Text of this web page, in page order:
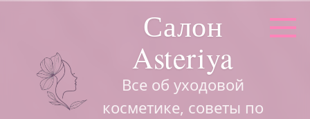
Салон
Asteriya
Все об уходовой
косметике, советы по